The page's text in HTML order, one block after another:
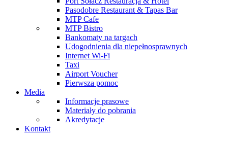
Pasodobre Restaurant & Tapas Bar
MTP Cafe
MTP Bistro
Bankomaty na targach
Udogodnienia dla niepełnosprawnych
Internet Wi-Fi
Taxi
Airport Voucher
Pierwsza pomoc
Media
Informacje prasowe
Materiały do pobrania
Akredytacje
Kontakt